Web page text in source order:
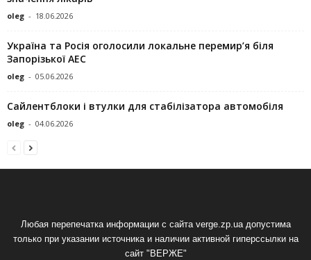
oleg - 18.06.2026
Україна та Росія оголосили локальне перемир’я біля
Запорізької АЕС
oleg - 05.06.2026
Сайлентблоки і втулки для стабілізатора автомобіля
oleg - 04.06.2026
Любая перепечатка информации с сайта verge.zp.ua допустима
только при указании источника и наличии активной гиперссылки на
сайт "ВЕРЖЕ"